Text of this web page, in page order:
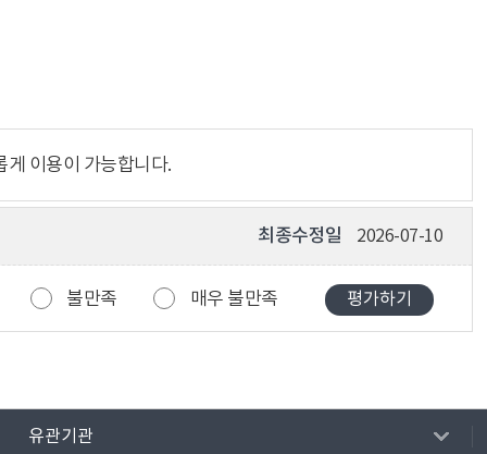
이용이 가능합니다.
최종수정일 2026-07-10
불만족 매우 불만족
유관기관